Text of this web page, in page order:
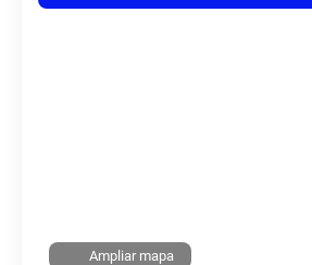
Ampliar mapa